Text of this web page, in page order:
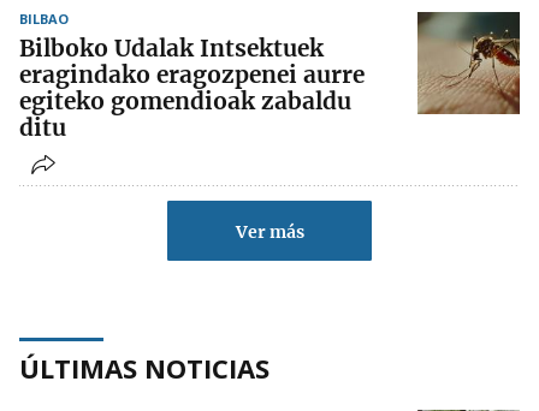
BILBAO
Bilboko Udalak Intsektuek
eragindako eragozpenei aurre
egiteko gomendioak zabaldu
ditu
Ver más
ÚLTIMAS NOTICIAS